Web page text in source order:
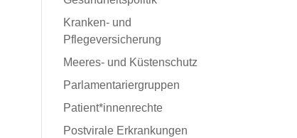
Kranken- und
Pflegeversicherung
Meeres- und Küstenschutz
Parlamentariergruppen
Patient*innenrechte
Postvirale Erkrankungen